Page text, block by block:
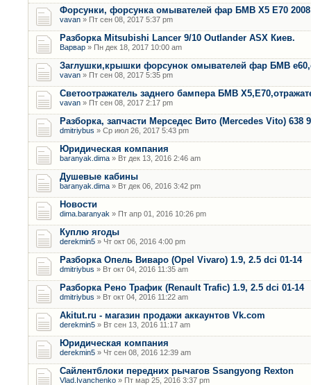
Форсунки, форсунка омывателей фар БМВ Х5 Е70 2008
vavan » Пт сен 08, 2017 5:37 pm
Разборка Mitsubishi Lancer 9/10 Outlander ASX Киев.
Варвар » Пн дек 18, 2017 10:00 am
Заглушки,крышки форсунок омывателей фар БМВ
vavan » Пт сен 08, 2017 5:35 pm
Светоотражатель заднего бампера БМВ
vavan » Пт сен 08, 2017 2:17 pm
Разборка, запчасти Мерседес Вито (Mercedes Vito) 638
dmitriybus » Ср июл 26, 2017 5:43 pm
Юридическая компания
baranyak.dima » Вт дек 13, 2016 2:46 am
Душевые кабины
baranyak.dima » Вт дек 06, 2016 3:42 pm
Новости
dima.baranyak » Пт апр 01, 2016 10:26 pm
Куплю ягоды
derekmin5 » Чт окт 06, 2016 4:00 pm
Разборка Опель Виваро (Opel Vivaro) 1.9, 2.5 dci 01-14
dmitriybus » Вт окт 04, 2016 11:35 am
Разборка Рено Трафик (Renault Trafic) 1.9, 2.5 dci 01-14
dmitriybus » Вт окт 04, 2016 11:22 am
Akitut.ru - магазин продажи аккаунтов Vk.com
derekmin5 » Вт сен 13, 2016 11:17 am
Юридическая компания
derekmin5 » Чт сен 08, 2016 12:39 am
Сайлентблоки передних рычагов Ssangyong Rexton
Vlad.Ivanchenko » Пт мар 25, 2016 3:37 pm